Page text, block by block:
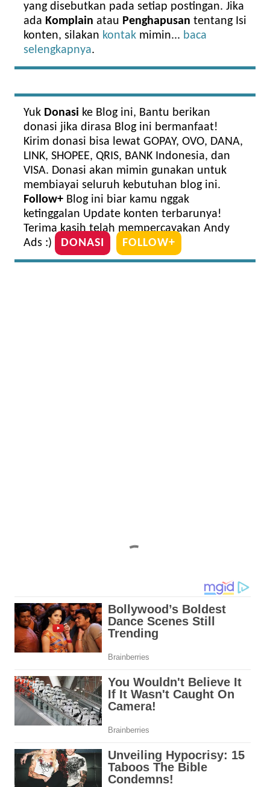
yang disebutkan pada setiap postingan. Jika
ada Komplain atau Penghapusan tentang Isi
konten, silakan kontak mimin... baca
selengkapnya.
Yuk Donasi ke Blog ini, Bantu berikan
donasi jika dirasa Blog ini bermanfaat!
Kirim donasi bisa lewat GOPAY, OVO, DANA,
LINK, SHOPEE, QRIS, BANK Indonesia, dan
VISA. Donasi akan mimin gunakan untuk
membiayai seluruh kebutuhan blog ini.
Follow+ Blog ini biar kamu nggak
ketinggalan Update konten terbarunya!
Terima kasih telah mempercayakan Andy
Ads :)
DONASI FOLLOW+